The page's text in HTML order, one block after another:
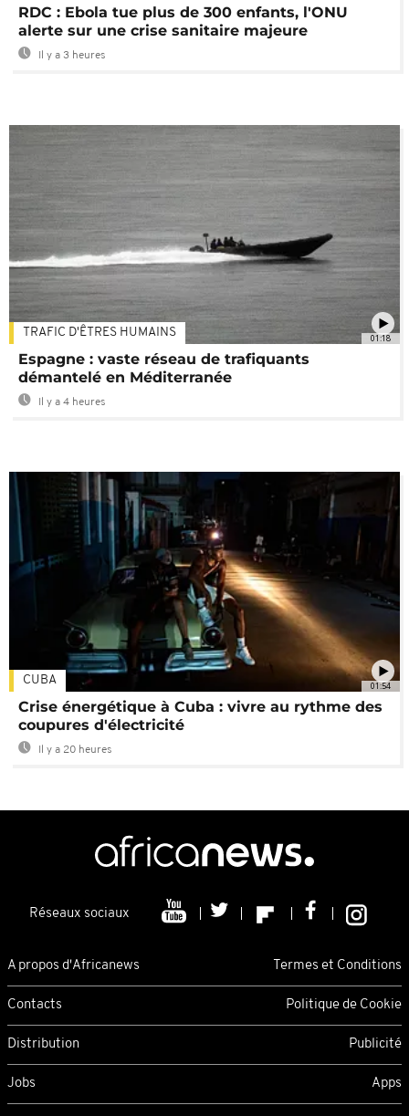
RDC : Ebola tue plus de 300 enfants, l'ONU
alerte sur une crise sanitaire majeure
Il y a 3 heures
01:18
TRAFIC D'ÊTRES HUMAINS
Espagne : vaste réseau de trafiquants
démantelé en Méditerranée
Il y a 4 heures
01:54
CUBA
Crise énergétique à Cuba : vivre au rythme des
coupures d'électricité
Il y a 20 heures
Réseaux sociaux
A propos d'Africanews Termes et Conditions
Contacts Politique de Cookie
Distribution Publicité
Jobs Apps